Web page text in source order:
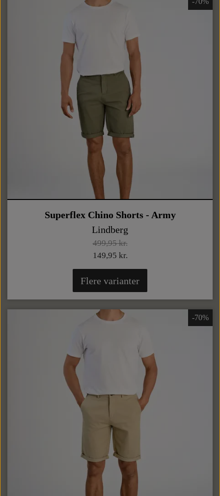
Superflex Chino Shorts - Army
Lindberg
499,95 kr.
149,95 kr.
Flere varianter
-70%